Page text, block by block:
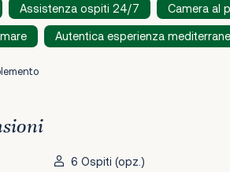
Assistenza ospiti 24/7 Camera al
Autentica esperienza
6 Ospiti (opz.)